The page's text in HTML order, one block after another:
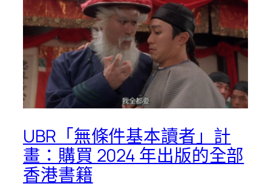
UBR「無條件基本讀者」計
畫：購買 2024 年出版的全部
香港書籍